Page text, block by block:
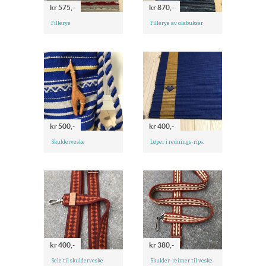
kr 575,-
Fillerye
kr 870,-
Fillerye av olabukser
kr 500,-
Skulderveske
kr 400,-
Løper i rednings-rips.
kr 400,-
Sele til skulderveske
kr 380,-
Skulder-reimer til veske